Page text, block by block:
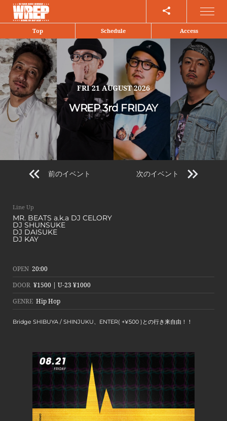
Top Schedule Access
Share
FRI 21 AUGUST 2026
WREP 3rd FRIDAY
前のイベント 次のイベント
Line Up
MR. BEATS a.k.a DJ CELORY
DJ SHUNSUKE
DJ DAISUKE
DJ KAY
OPEN 20:00
DOOR ¥1500 | U-23 ¥1000
GENRE Hip Hop
Bridge SHIBUYA / SHINJUKU、ENTER( +¥500 )との行き来自由！！